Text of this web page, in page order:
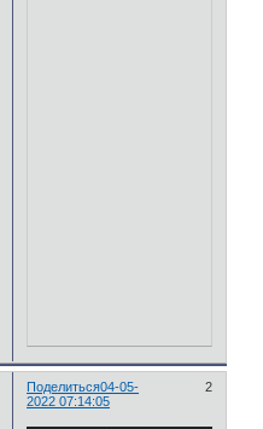
Поделиться 2
04-05-
2022 07:14:05